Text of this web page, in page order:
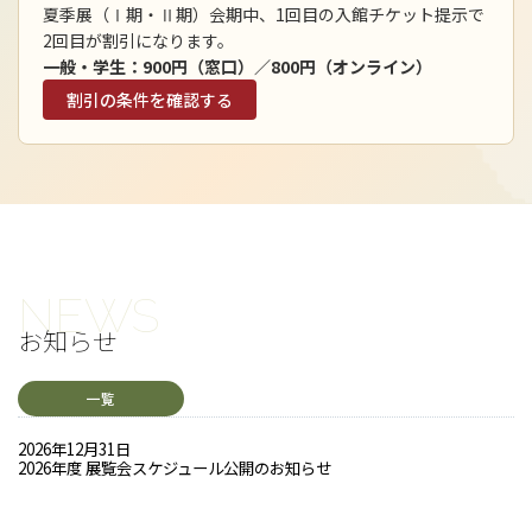
夏季展（Ⅰ期・Ⅱ期）会期中、1回目の入館チケット提示で
2回目が割引になります。
一般・学生：900円（窓口）／800円（オンライン）
割引の条件を確認する
お知らせ
一覧
2026年12月31日
2026年度 展覧会スケジュール公開のお知らせ